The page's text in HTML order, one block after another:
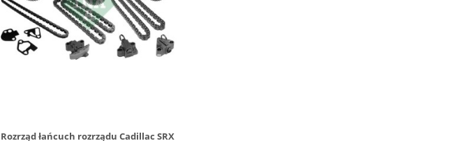
Rozrząd łańcuch rozrządu Cadillac SRX